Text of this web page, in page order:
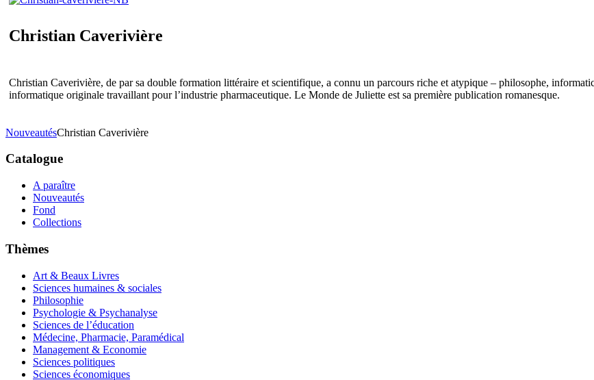
Christian Caverivière
Christian Caverivière, de par sa double formation littéraire et scientifique, a connu un parcours riche et atypique – philosophe,
informatique originale travaillant pour l’industrie pharmaceutique. Le Monde de Juliette est sa première publication romanesque.
NouveautésChristian Caverivière
Catalogue
A paraître
Nouveautés
Fond
Collections
Thèmes
Art & Beaux Livres
Sciences humaines & sociales
Philosophie
Psychologie & Psychanalyse
Sciences de l’éducation
Médecine, Pharmacie, Paramédical
Management & Economie
Sciences politiques
Sciences économiques